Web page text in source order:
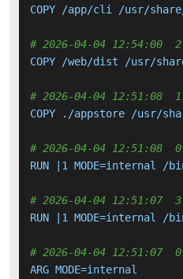
COPY /app/cli /usr/
# 2026-04-04 12:54:00
COPY /web/dist /usr/
# 2026-04-04 12:51:08
COPY ./appstore /usr/
# 2026-04-04 12:51:08
RUN |1 MODE=internal /
# 2026-04-04 12:51:07
RUN |1 MODE=internal
# 2026-04-04 12:51:07
ARG MODE=internal